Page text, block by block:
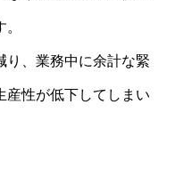
り、業務中に余計な緊
産性が低下してしまい